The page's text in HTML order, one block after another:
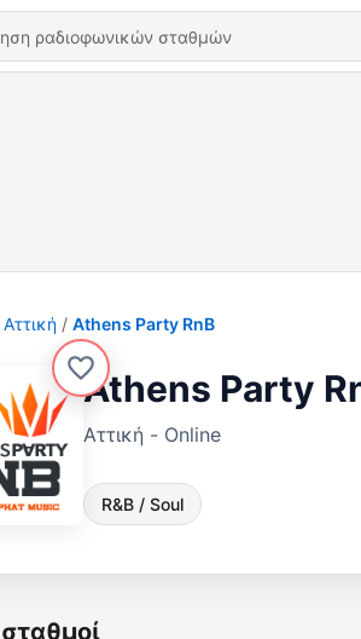
Αττική Athens Party RnB
Athens Party
Αττική - Online
R&B / Soul